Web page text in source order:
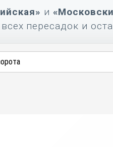
и
пересадок и